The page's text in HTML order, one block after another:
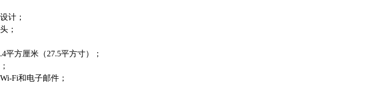
计；
；
平方厘米（27.5平方寸）；
Fi和电子邮件；